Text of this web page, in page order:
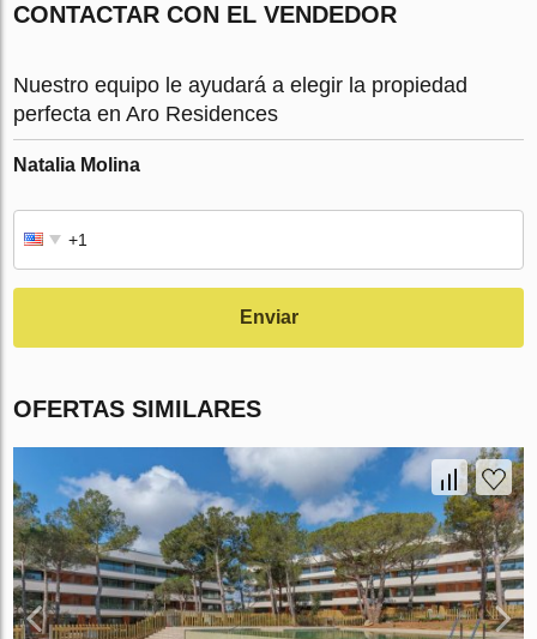
CONTACTAR CON EL VENDEDOR
Nuestro equipo le ayudará a elegir la propiedad
perfecta en Aro Residences
Natalia Molina
Enviar
OFERTAS SIMILARES